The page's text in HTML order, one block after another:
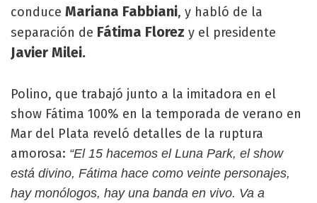
conduce Mariana Fabbiani, y habló de la
separación de Fátima Florez y el presidente
Javier Milei.
Polino, que trabajó junto a la imitadora en el
show Fátima 100% en la temporada de verano en
Mar del Plata reveló detalles de la ruptura
amorosa: “El 15 hacemos el Luna Park, el show
está divino, Fátima hace como veinte personajes,
hay monólogos, hay una banda en vivo. Va a